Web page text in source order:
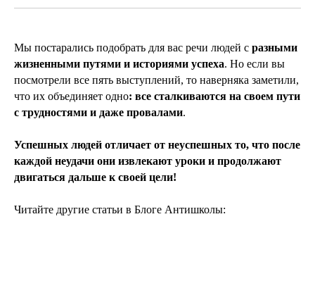
Мы постарались подобрать для вас речи людей с разными
жизненными путями и историями успеха. Но если вы
посмотрели все пять выступлений, то наверняка заметили,
что их объединяет одно: все сталкиваются на своем пути
с трудностями и даже провалами.
Успешных людей отличает от неуспешных то, что после
каждой неудачи они извлекают уроки и продолжают
двигаться дальше к своей цели!
Читайте другие статьи в Блоге Антишколы: